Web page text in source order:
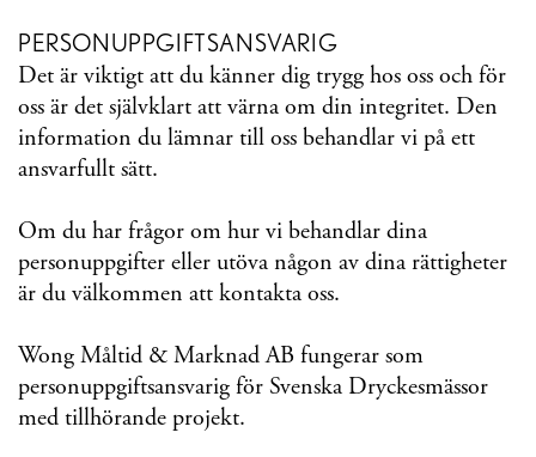
PERSONUPPGIFTSANSVARIG
Det är viktigt att du känner dig trygg hos oss och för
oss är det självklart att värna om din integritet. Den
information du lämnar till oss behandlar vi på ett
ansvarfullt sätt.
Om du har frågor om hur vi behandlar dina
personuppgifter eller utöva någon av dina rättigheter
är du välkommen att kontakta oss.
Wong Måltid & Marknad AB fungerar som
personuppgiftsansvarig för Svenska Dryckesmässor
med tillhörande projekt.